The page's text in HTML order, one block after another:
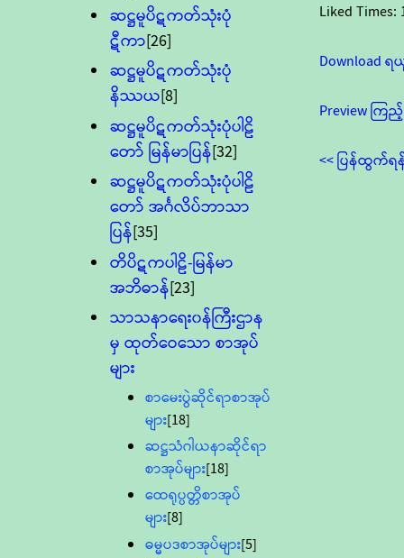
ဆဋ္ဌမူပိဋကတ်သုံးပုံ
ဋီကာ[26]
ဆဋ္ဌမူပိဋကတ်သုံးပုံ
နိဿယ[8]
ဆဋ္ဌမူပိဋကတ်သုံးပုံပါဠိ
တော် မြန်မာပြန်[32]
ဆဋ္ဌမူပိဋကတ်သုံးပုံပါဠိ
တော် အင်္ဂလိပ်ဘာသာ
ပြန်[35]
တိပိဋကပါဠိ-မြန်မာ
အဘိဓာန်[23]
သာသနာရေး၀န်ကြီးဌာန
မှ ထုတ်ဝေသော စာအုပ်
များ
စာမေးပွဲဆိုင်ရာစာအုပ်
များ[18]
ဆဋ္ဌသံဂါယနာဆိုင်ရာ
စာအုပ်များ[18]
ထေရုပ္ပတ္တိစာအုပ်
များ[8]
ဓမ္မပဒစာအုပ်များ[5]
Liked Times:
Download
Preview ကြ
<< ပြန်ထွက်ရ